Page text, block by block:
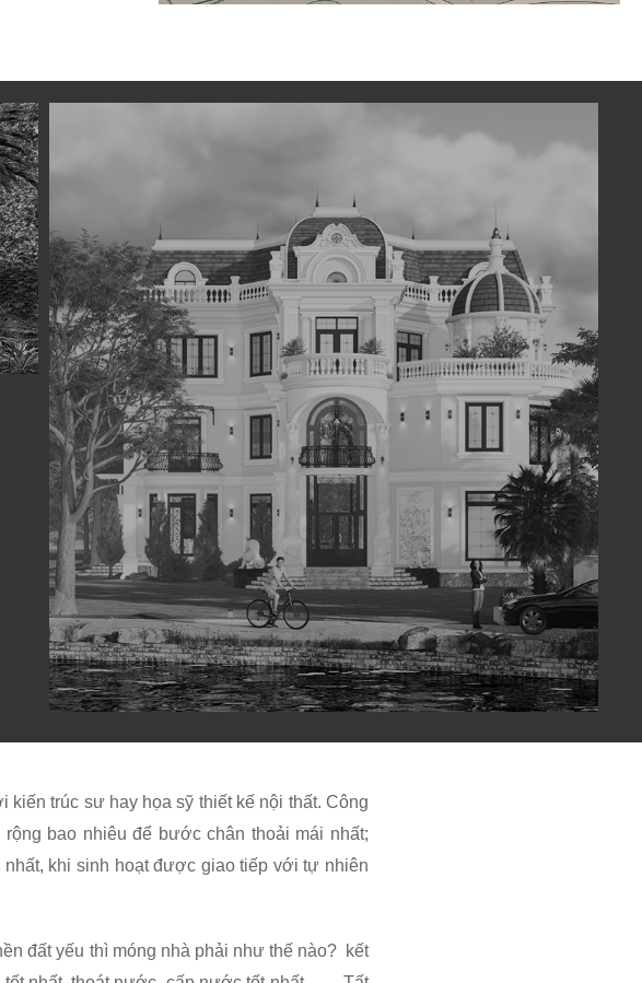
trúc sư hay họa sỹ thiết kế nội thất. Công
bao nhiêu để bước chân thoải mái nhất;
khi sinh hoạt được giao tiếp với tự nhiên
đất yếu thì móng nhà phải như thế nào? kết